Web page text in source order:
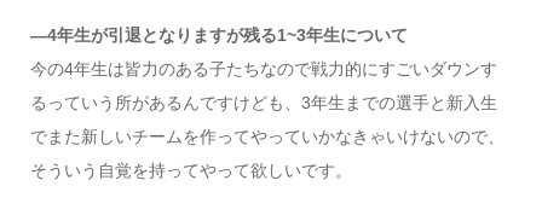
―4年生が引退となりますが残る1~3年生について
今の4年生は皆力のある子たちなので戦力的にすごいダウンす
るっていう所があるんですけども、3年生までの選手と新入生
でまた新しいチームを作ってやっていかなきゃいけないので、
そういう自覚を持ってやって欲しいです。